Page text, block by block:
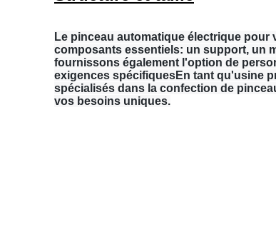
Le pinceau automatique électrique pour
composants essentiels: un support, un
fournissons également l'option de
exigences spécifiquesEn tant qu'usine
spécialisés dans la confection de
vos besoins uniques.